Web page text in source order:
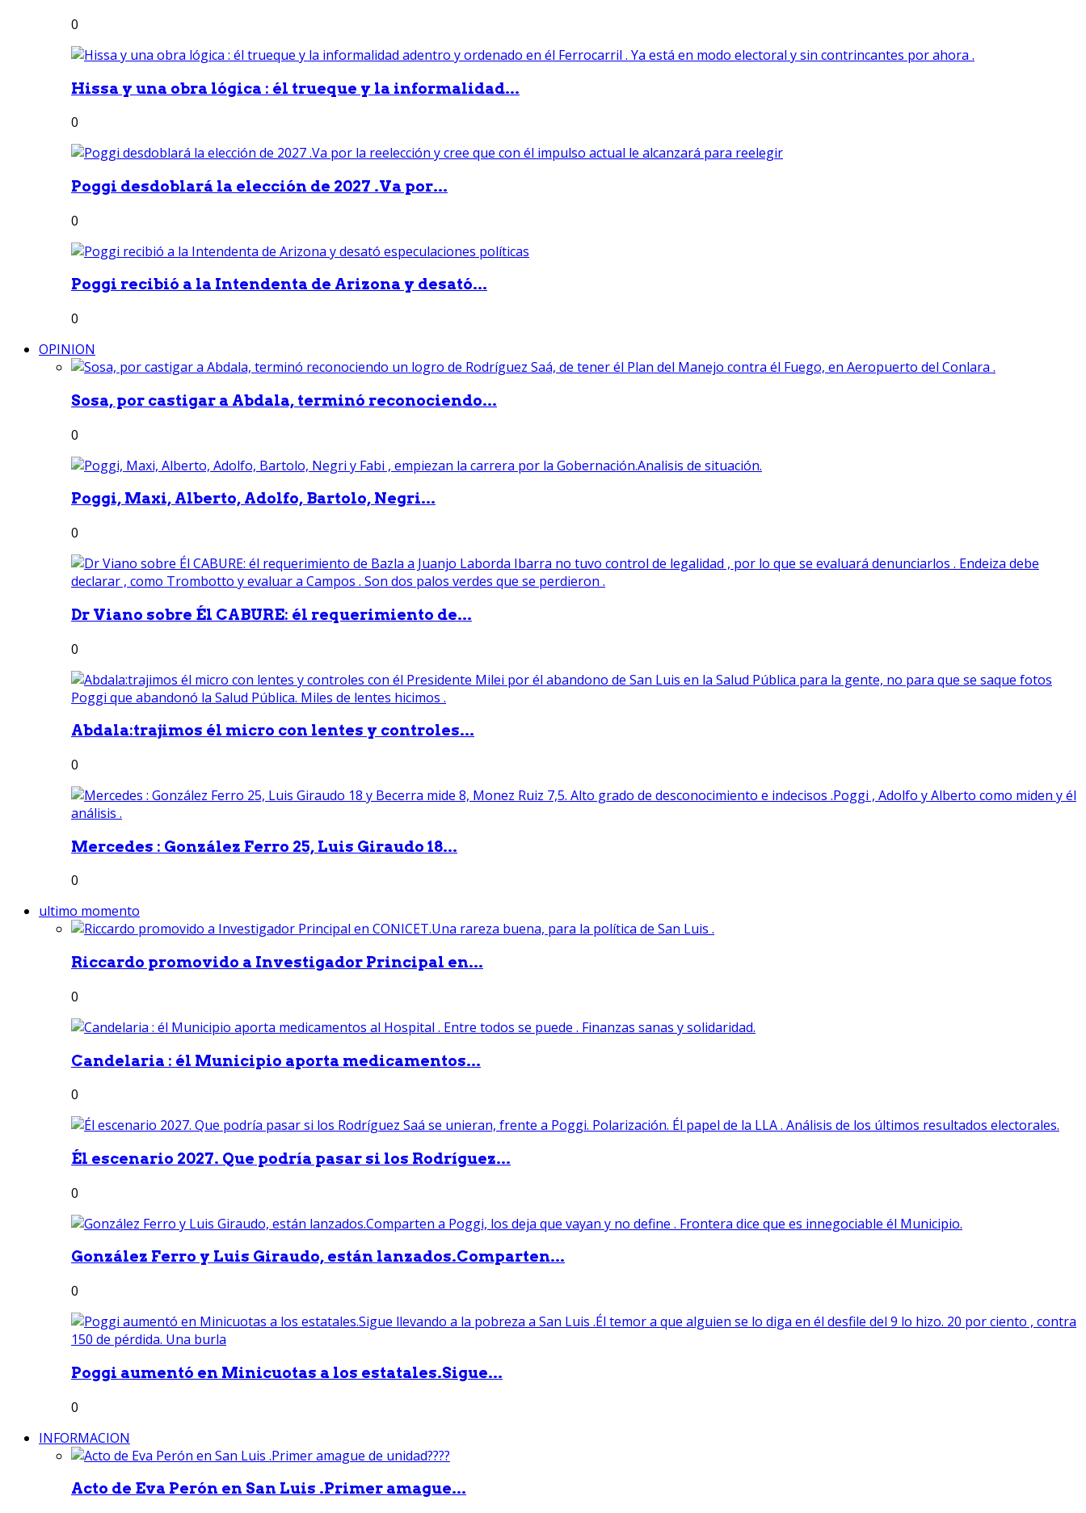
0
Hissa y una obra lógica : él trueque y la informalidad...
0
Poggi desdoblará la elección de 2027 .Va por...
0
Poggi recibió a la Intendenta de Arizona y desató...
0
OPINION
Sosa, por castigar a Abdala, terminó reconociendo...
0
Poggi, Maxi, Alberto, Adolfo, Bartolo, Negri...
0
Dr Viano sobre Él CABURE: él requerimiento de...
0
Abdala:trajimos él micro con lentes y controles...
0
Mercedes : González Ferro 25, Luis Giraudo 18...
0
ultimo momento
Riccardo promovido a Investigador Principal en...
0
Candelaria : él Municipio aporta medicamentos...
0
Él escenario 2027. Que podría pasar si los Rodríguez...
0
González Ferro y Luis Giraudo, están lanzados.Comparten...
0
Poggi aumentó en Minicuotas a los estatales.Sigue...
0
INFORMACION
Acto de Eva Perón en San Luis .Primer amague...